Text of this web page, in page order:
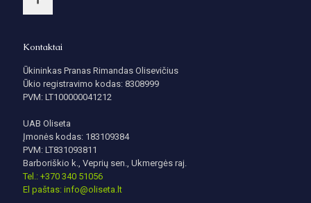
Kontaktai
Ūkininkas Pranas Rimandas Olisevičius
Ūkio registravimo kodas: 8308999
PVM: LT100000041212
UAB Oliseta
Įmonės kodas: 183109384
PVM: LT831093811
Barboriškio k., Veprių sen., Ukmergės raj.
Tel.: +370 340 51056
El paštas: info@oliseta.lt